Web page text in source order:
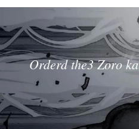
Orderd the3 Zoro